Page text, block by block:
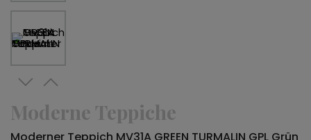
Moderne Teppiche